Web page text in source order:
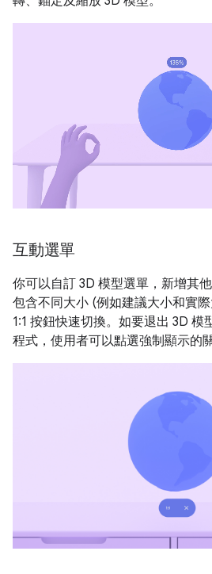
互動選單
你可以自訂 3D 模型選單，新增其
包含不同大小 (例如建議大小和實
1:1 按鈕快速切換。如要退出 3D 模
程式，使用者可以點選強制顯示的